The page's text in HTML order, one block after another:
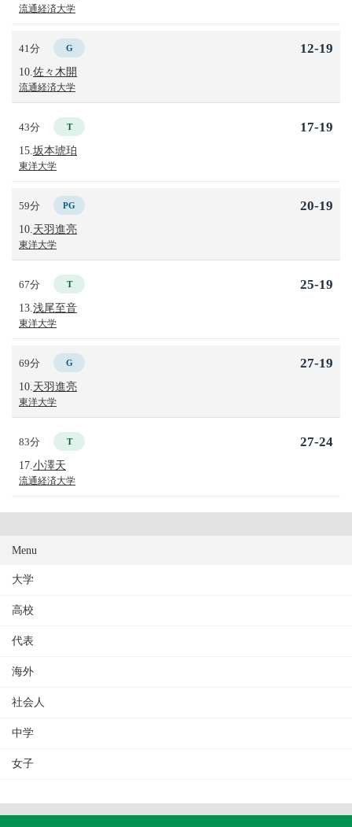
流通経済大学
41分 G
10. 佐々木開
流通経済大学
12-19
43分 T
15. 坂本琥珀
東洋大学
17-19
59分 PG
10. 天羽進亮
東洋大学
20-19
67分 T
13. 浅尾至音
東洋大学
25-19
69分 G
10. 天羽進亮
東洋大学
27-19
83分 T
17. 小澤天
流通経済大学
27-24
Menu
大学
高校
代表
海外
社会人
中学
女子